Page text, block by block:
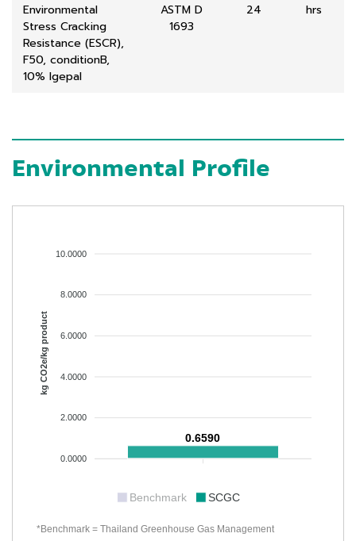
Environmental
Stress Cracking
Resistance (ESCR),
F50, conditionB,
10% lgepal
ASTM D
1693
24 hrs
Environmental Profile
10.0000
8.0000
6.0000
4.0000
2.0000
0.0000
kg CO2e/kg product
0.6590
Benchmark SCGC
*Benchmark = Thailand Greenhouse Gas Management